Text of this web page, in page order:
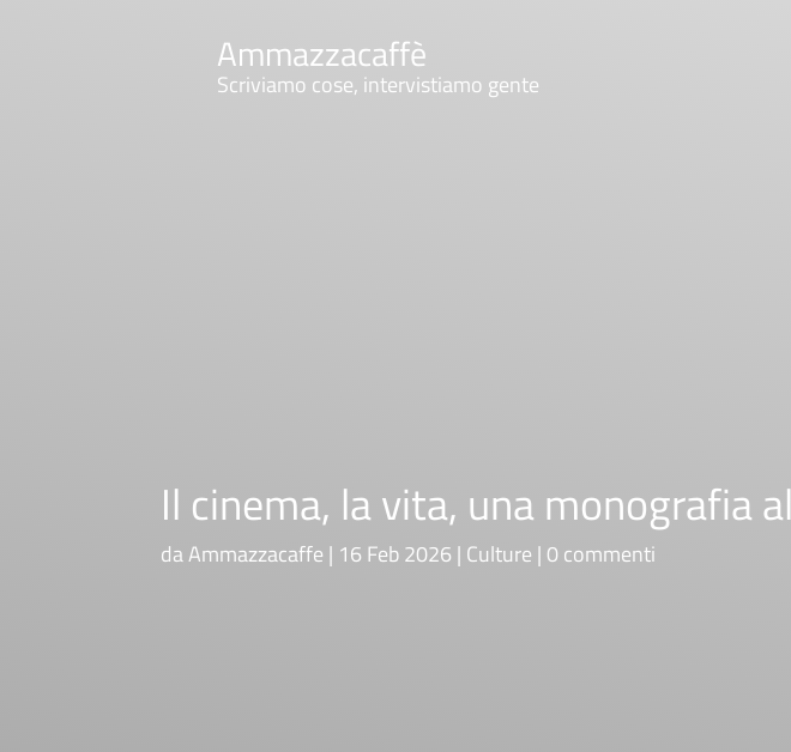
Ammazzacaffè
Scriviamo cose, intervistiamo gente
Il cinema, la vita, una monografia
daAmmazzacaffe 16 Feb 2026 Culture 0 commenti